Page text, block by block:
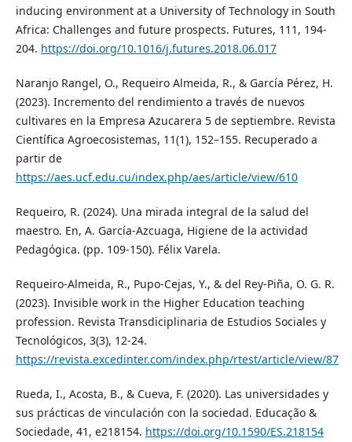
inducing environment at a University of Technology in South
Africa: Challenges and future prospects. Futures, 111, 194-
204. https://doi.org/10.1016/j.futures.2018.06.017
Naranjo Rangel, O., Requeiro Almeida, R., & García Pérez, H.
(2023). Incremento del rendimiento a través de nuevos
cultivares en la Empresa Azucarera 5 de septiembre. Revista
Científica Agroecosistemas, 11(1), 152–155. Recuperado a
partir de
https://aes.ucf.edu.cu/index.php/aes/article/view/610
Requeiro, R. (2024). Una mirada integral de la salud del
maestro. En, A. García-Azcuaga, Higiene de la actividad
Pedagógica. (pp. 109-150). Félix Varela.
Requeiro-Almeida, R., Pupo-Cejas, Y., & del Rey-Piña, O. G. R.
(2023). Invisible work in the Higher Education teaching
profession. Revista Transdiciplinaria de Estudios Sociales y
Tecnológicos, 3(3), 12-24.
https://revista.excedinter.com/index.php/rtest/article/view/87
Rueda, I., Acosta, B., & Cueva, F. (2020). Las universidades y
sus prácticas de vinculación con la sociedad. Educação &
Sociedade, 41, e218154. https://doi.org/10.1590/ES.218154